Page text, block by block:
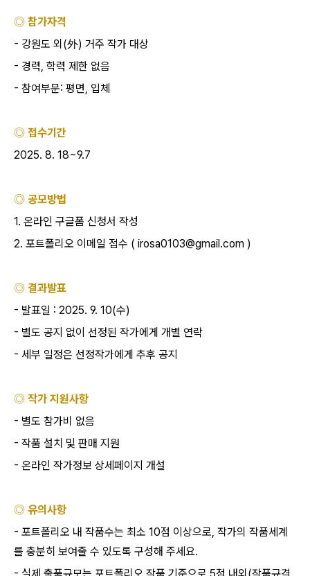
◎ 참가자격
- 강원도 외 (外) 거주 작가 대상
- 경력, 학력 제한 없음
- 참여부문: 평면, 입체
◎ 접수기간
2025. 8. 18~9.7
◎ 공모방법
1. 온라인 구글폼 신청서 작성
2. 포트폴리오 이메일 접수 ( irosa0103@gmail.com )
◎ 결과발표
- 발표일 : 2025. 9. 10(수)
- 별도 공지 없이 선정된 작가에게 개별 연락
- 세부 일정은 선정작가에게 추후 공지
◎ 작가 지원사항
- 별도 참가비 없음
- 작품 설치 및 판매 지원
- 온라인 작가정보 상세페이지 개설
◎ 유의사항
- 포트폴리오 내 작품수는 최소 10점 이상으로, 작가의 작품세계
를 충분히 보여줄 수 있도록 구성해 주세요.